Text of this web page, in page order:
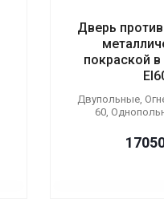
Дверь
покраской
Двупольные,
60,